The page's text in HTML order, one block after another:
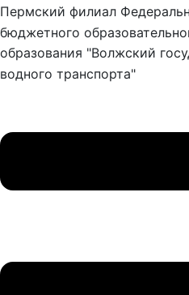
Пермский филиал
бюджетного
образования "Волжский
водного транспорта"